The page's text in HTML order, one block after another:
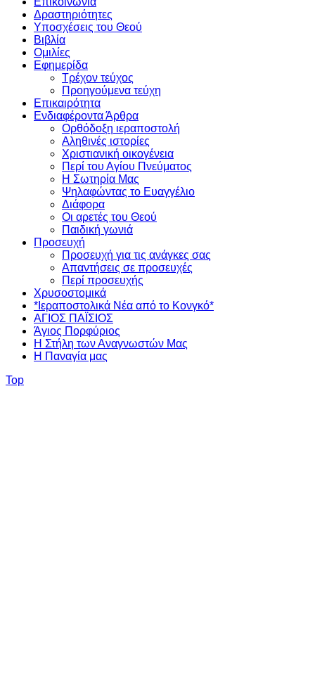
Δραστηριότητες
Υποσχέσεις του Θεού
Βιβλία
Ομιλίες
Εφημερίδα
Τρέχον τεύχος
Προηγούμενα τεύχη
Επικαιρότητα
Ενδιαφέροντα Άρθρα
Ορθόδοξη ιεραποστολή
Αληθινές ιστορίες
Χριστιανική οικογένεια
Περί του Αγίου Πνεύματος
Η Σωτηρία Μας
Ψηλαφώντας το Ευαγγέλιο
Διάφορα
Οι αρετές του Θεού
Παιδική γωνιά
Προσευχή
Προσευχή για τις ανάγκες σας
Απαντήσεις σε προσευχές
Περί προσευχής
Χρυσοστομικά
*Ιεραποστολικά Νέα από το Κονγκό*
ΑΓΙΟΣ ΠΑΪΣΙΟΣ
Άγιος Πορφύριος
Η Στήλη των Αναγνωστών Mας
Η Παναγία μας
Top